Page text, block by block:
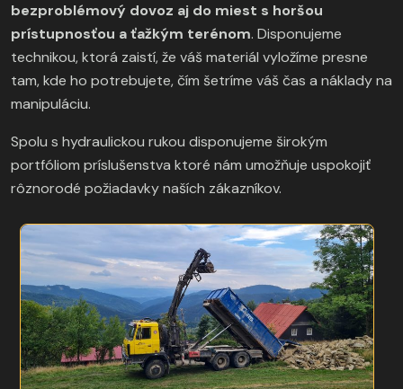
bezproblémový dovoz aj do miest s horšou
prístupnosťou a ťažkým terénom. Disponujeme
technikou, ktorá zaistí, že váš materiál vyložíme presne
tam, kde ho potrebujete, čím šetríme váš čas a náklady na
manipuláciu.
Spolu s hydraulickou rukou disponujeme širokým
portfóliom príslušenstva ktoré nám umožňuje uspokojiť
rôznorodé požiadavky naších zákazníkov.